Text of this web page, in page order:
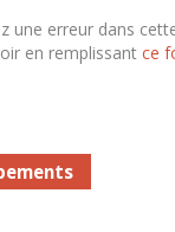
une erreur dans
en remplissant ce